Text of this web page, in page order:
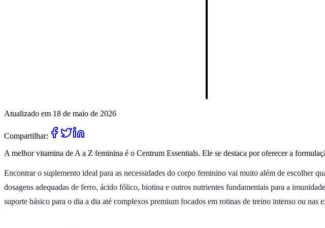
Atualizado em 18 de maio de 2026
Compartilhar:
A melhor vitamina de A a Z feminina é o Centrum Essentials. Ele se destaca por oferecer a
Encontrar o suplemento ideal para as necessidades do corpo feminino vai muito além de escolher
dosagens adequadas de ferro, ácido fólico, biotina e outros nutrientes fundamentais para a
suporte básico para o dia a dia até complexos premium focados em rotinas de treino intenso ou nas